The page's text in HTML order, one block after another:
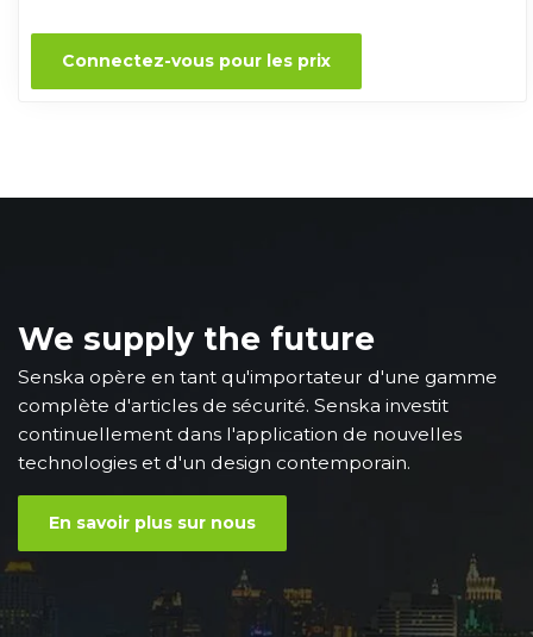
Connectez-vous pour les prix
We supply the future
Senska opère en tant qu'importateur d'une gamme
complète d'articles de sécurité. Senska investit
continuellement dans l'application de nouvelles
technologies et d'un design contemporain.
En savoir plus sur nous